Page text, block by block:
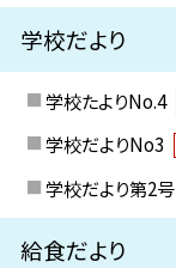
学校だより
学校たよりNo.4
学校だよりNo3
学校だより第2号
給食だより